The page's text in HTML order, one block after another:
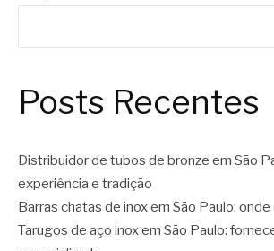
Posts Recentes
Distribuidor de tubos de bronze em São
experiência e tradição
Barras chatas de inox em São Paulo:
Tarugos de aço inox em São Paulo: